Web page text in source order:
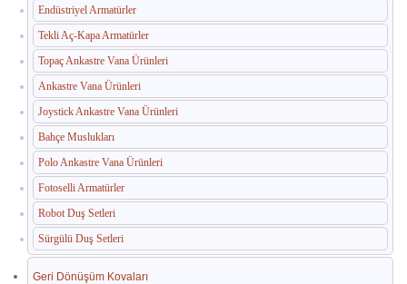
Umumi Wc ve Banyo Ekipmanları
Havuz Duş Kulesi & Sahil Duş Kulesi
Açık Alan Su Çeşmesi(Sebil)
Medikal Ekipmanlar
Paslanmaz Havuz Ekipmanları
🛒 TEKLIF SEPETIM
İLETIŞIM
Endüstriyel Armatürler
Tekli Aç-Kapa Armatürler
Topaç Ankastre Vana Ürünleri
Ankastre Vana Ürünleri
Joystick Ankastre Vana Ürünleri
Bahçe Muslukları
Polo Ankastre Vana Ürünleri
Fotoselli Armatürler
Robot Duş Setleri
Sürgülü Duş Setleri
Geri Dönüşüm Kovaları